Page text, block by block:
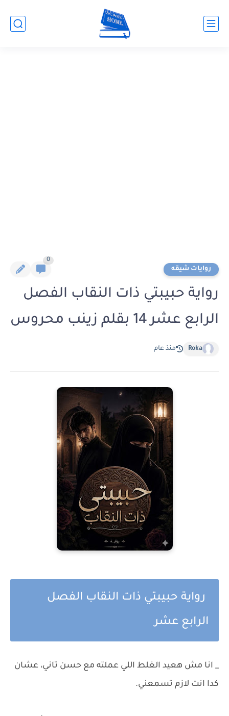
روايات شيقه
0
رواية حبيبتي ذات النقاب الفصل
الرابع عشر 14 بقلم زينب محروس
Roka منذ عام
رواية حبيبتي ذات النقاب الفصل
الرابع عشر
_ انا مش هعيد الغلط اللي عملته مع حسن تاني، عشان
كدا انت لازم تسمعني.